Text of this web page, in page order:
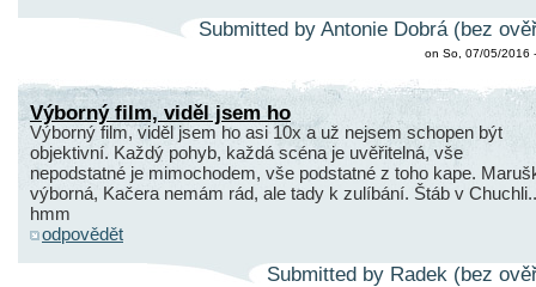
Submitted by Antonie Dobrá (bez
on So, 07/05/2016
Výborný film, viděl jsem ho
Výborný film, viděl jsem ho asi 10x a už nejsem schopen být
objektivní. Každý pohyb, každá scéna je uvěřitelná, vše
nepodstatné je mimochodem, vše podstatné z toho kape.
výborná, Kačera nemám rád, ale tady k zulíbání. Štáb v
hmm
odpovědět
Submitted by Radek (bez